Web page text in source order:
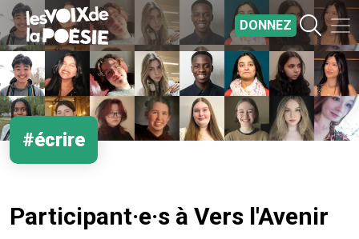
Aller au contenu principal
DONNEZ
#écrire
Participant·e·s à Vers l'Avenir